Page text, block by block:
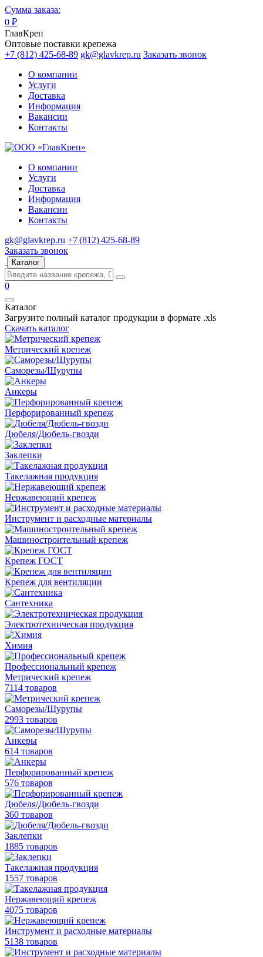
Сумма заказа:
0 ₽
ГлавКреп
Оптовые поставки крепежа
+7 (812) 425-68-89 gk@glavkrep.ru Заказать звонок
О компании
Услуги
Доставка
Информация
Вакансии
Контакты
О компании
Услуги
Доставка
Информация
Вакансии
Контакты
gk@glavkrep.ru +7 (812) 425-68-89
Заказать звонок
Каталог
0
Каталог
Загрузите полный каталог продукции в формате .xls
Скачать каталог
Метрический крепеж
Саморезы/Шурупы
Анкеры
Перфорированный крепеж
Дюбеля/Дюбель-гвозди
Заклепки
Такелажная продукция
Нержавеющий крепеж
Инструмент и расходные материалы
Машиностроительный крепеж
Крепеж ГОСТ
Крепеж для вентиляции
Сантехника
Электротехническая продукция
Химия
Профессиональный крепеж
Метрический крепеж
7114 товаров
Саморезы/Шурупы
2993 товаров
Анкеры
614 товаров
Перфорированный крепеж
576 товаров
Дюбеля/Дюбель-гвозди
360 товаров
Заклепки
1885 товаров
Такелажная продукция
1557 товаров
Нержавеющий крепеж
4075 товаров
Инструмент и расходные материалы
5138 товаров